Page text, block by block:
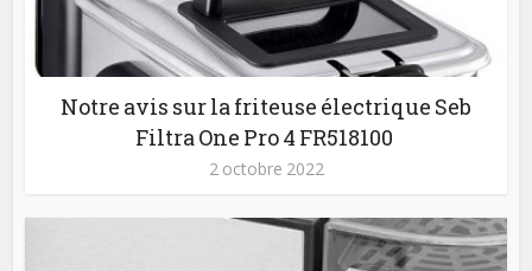
Notre avis sur la friteuse électrique Seb
Filtra One Pro 4 FR518100
2 octobre 2022